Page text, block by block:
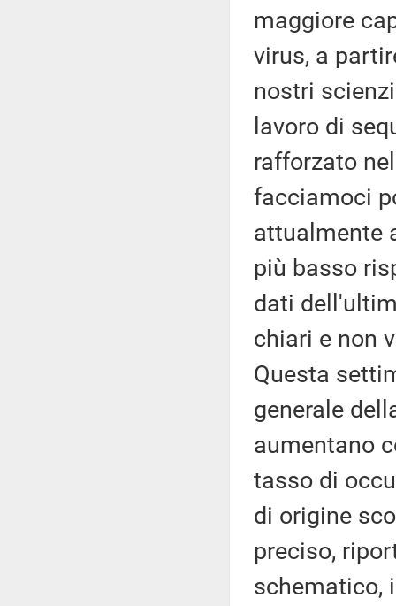
maggiore
virus, a
nostri
lavoro di
rafforzato
facciamoci
attualmente
più basso
dati
chiari e non
Questa
generale
aumentano
tasso di
di origine
preciso,
schematico,